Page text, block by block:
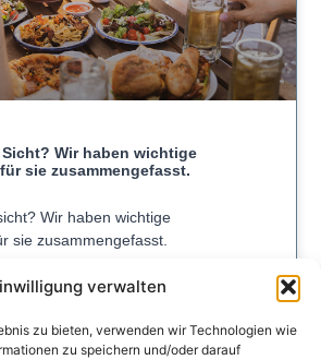
verwalten
zu bieten, verwenden wir Technologien wie
zu speichern und/oder darauf
Wir haben wichtige
sie zusammengefasst.
Wir haben wichtige
sie zusammengefasst.
»